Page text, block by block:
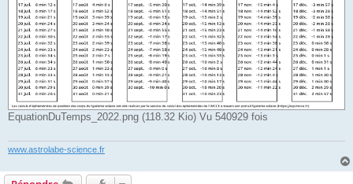
EquationDuTemps_2022.png (118.32 Kio) Vu 540929 fois
www.astrolabe-science.fr